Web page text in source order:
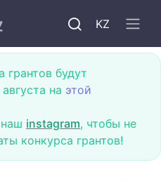
KZ
грантов будут
на этой
instagram, чтобы не
конкурса грантов!